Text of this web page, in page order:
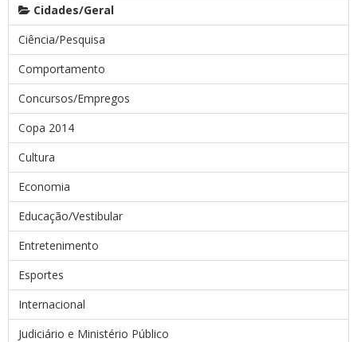
Cidades/Geral
Ciência/Pesquisa
Comportamento
Concursos/Empregos
Copa 2014
Cultura
Economia
Educação/Vestibular
Entretenimento
Esportes
Internacional
Judiciário e Ministério Público